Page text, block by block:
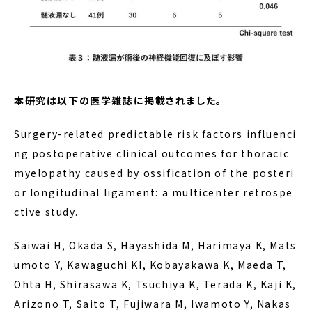
本研究は以下の医学雑誌に掲載されました。
Surgery-related predictable risk factors influenci
ng postoperative clinical outcomes for thoracic
myelopathy caused by ossification of the posteri
or longitudinal ligament: a multicenter retrospe
ctive study.
Saiwai H, Okada S, Hayashida M, Harimaya K, Mats
umoto Y, Kawaguchi KI, Kobayakawa K, Maeda T,
Ohta H, Shirasawa K, Tsuchiya K, Terada K, Kaji K,
Arizono T, Saito T, Fujiwara M, Iwamoto Y, Nakas